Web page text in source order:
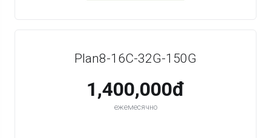
Plan8-16C-32G-150G
1,400,000đ
ежемесячно